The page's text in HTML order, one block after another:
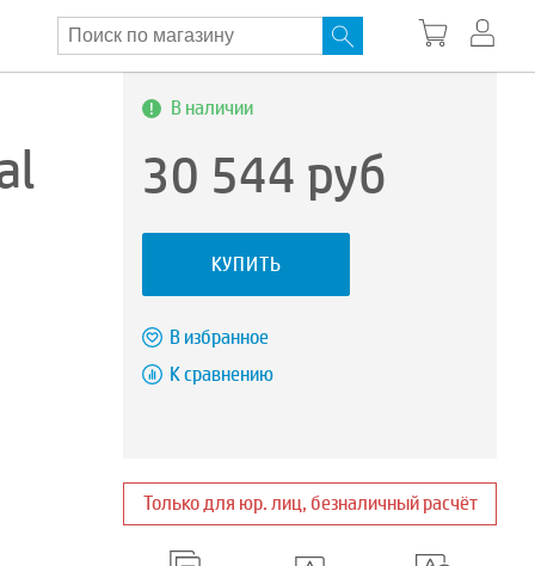
В наличии
30 544 руб
КУПИТЬ
В избранное
К сравнению
Только для юр. лиц, безналичный расчёт